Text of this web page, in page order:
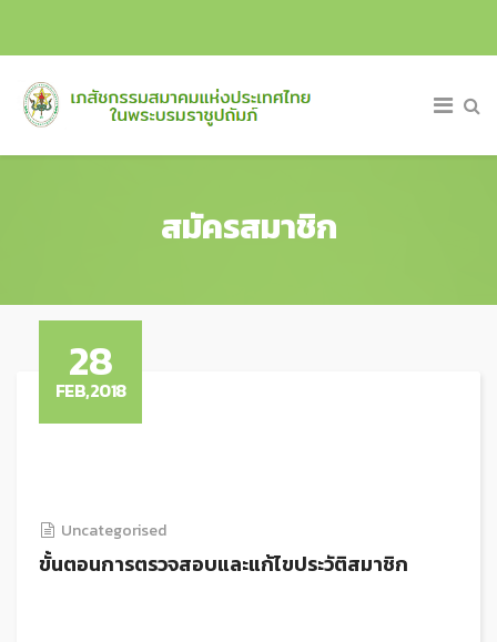
สมัครสมาชิก
28
FEB,2018
Uncategorised
ขั้นตอนการตรวจสอบและแก้ไขประวัติสมาชิก